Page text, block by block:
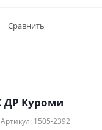
Сравнить
ДР Куроми
Артикул: 1505-2392